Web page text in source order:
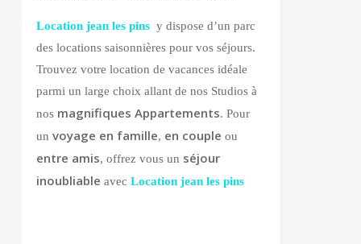
Location jean les pinsy dispose d’un parc
des locations saisonnières pour vos séjours.
Trouvez votre location de vacances idéale
parmi un large choix allant de nos Studios à
nos magnifiques Appartements. Pour
un voyage en famille, en couple ou
entre amis, offrez vous un séjour
inoubliable avec Location jean les pins